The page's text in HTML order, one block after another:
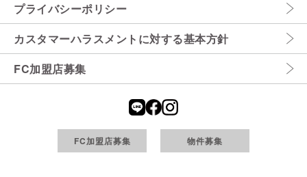
プライバシーポリシー
カスタマーハラスメントに対する基本方針
FC加盟店募集
FC加盟店募集 物件募集